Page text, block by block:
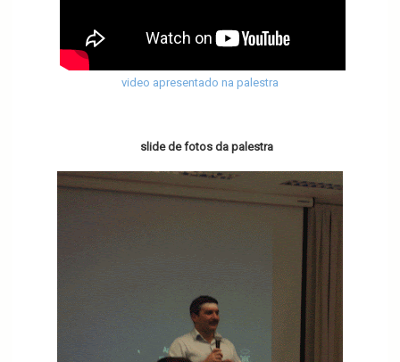
video apresentado na palestra
slide de fotos da palestra